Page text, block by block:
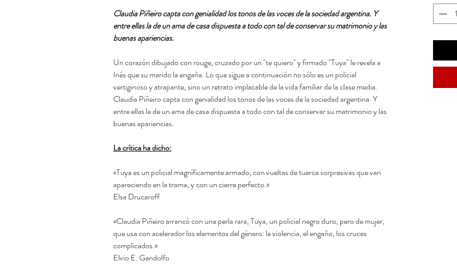
Claudia Piñeiro capta con genialidad los tonos de las voces de la sociedad argentina. Y
entre ellas la de un ama de casa dispuesta a todo con tal de conservar su matrimonio y las
buenas apariencias.
Un corazón dibujado con rouge, cruzado por un "te quiero" y firmado "Tuya" le revela a
Inés que su marido la engaña. Lo que sigue a continuación no sólo es un policial
vertiginoso y atrapante, sino un retrato implacable de la vida familiar de la clase media.
Claudia Piñeiro capta con genialidad los tonos de las voces de la sociedad argentina. Y
entre ellas la de un ama de casa dispuesta a todo con tal de conservar su matrimonio y las
buenas apariencias.
La crítica ha dicho:
«Tuya es un policial magníficamente armado, con vueltas de tuerca sorpresivas que van
apareciendo en la trama, y con un cierre perfecto.»
Elsa Drucaroff
«Claudia Piñeiro arrancó con una perla rara, Tuya, un policial negro duro, pero de mujer,
que usa con acelerador los elementos del género: la violencia, el engaño, los cruces
complicados.»
Elvio E. Gandolfo